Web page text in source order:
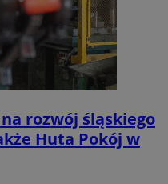
rozwój śląskiego
Huta Pokój w